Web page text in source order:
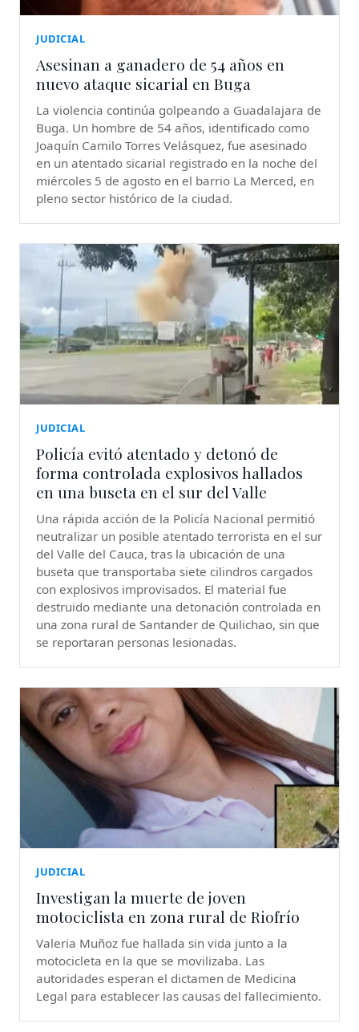
JUDICIAL
Asesinan a ganadero de 54 años en
nuevo ataque sicarial en Buga
La violencia continúa golpeando a Guadalajara de
Buga. Un hombre de 54 años, identificado como
Joaquín Camilo Torres Velásquez, fue asesinado
en un atentado sicarial registrado en la noche del
miércoles 5 de agosto en el barrio La Merced, en
pleno sector histórico de la ciudad.
JUDICIAL
Policía evitó atentado y detonó de
forma controlada explosivos hallados
en una buseta en el sur del Valle
Una rápida acción de la Policía Nacional permitió
neutralizar un posible atentado terrorista en el sur
del Valle del Cauca, tras la ubicación de una
buseta que transportaba siete cilindros cargados
con explosivos improvisados. El material fue
destruido mediante una detonación controlada en
una zona rural de Santander de Quilichao, sin que
se reportaran personas lesionadas.
JUDICIAL
Investigan la muerte de joven
motociclista en zona rural de Riofrío
Valeria Muñoz fue hallada sin vida junto a la
motocicleta en la que se movilizaba. Las
autoridades esperan el dictamen de Medicina
Legal para establecer las causas del fallecimiento.